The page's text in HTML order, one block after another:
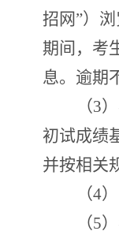
招网”）
期间，考
息。逾期
（3
初试成绩
并按相关
（4
（5